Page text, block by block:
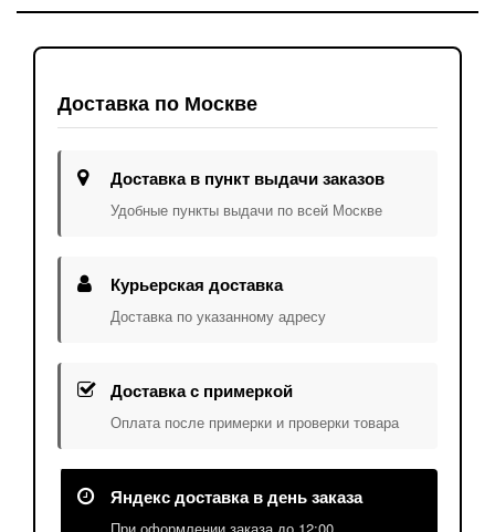
Доставка по Москве
Доставка в пункт выдачи заказов
Удобные пункты выдачи по всей Москве
Курьерская доставка
Доставка по указанному адресу
Доставка с примеркой
Оплата после примерки и проверки товара
Яндекс доставка в день заказа
При оформлении заказа до 12:00